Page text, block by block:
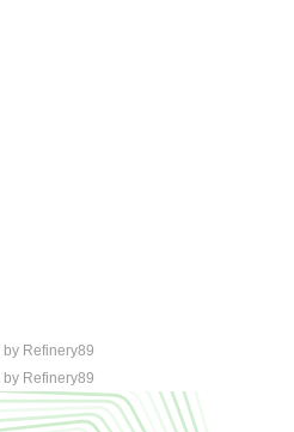
Refinery89
Refinery89